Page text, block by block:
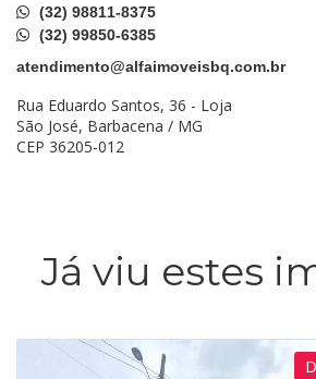
(32) 98811-8375
(32) 99850-6385
atendimento@alfaimoveisbq.com.br
Rua Eduardo Santos, 36 - Loja
São José, Barbacena / MG
CEP 36205-012
Já viu estes